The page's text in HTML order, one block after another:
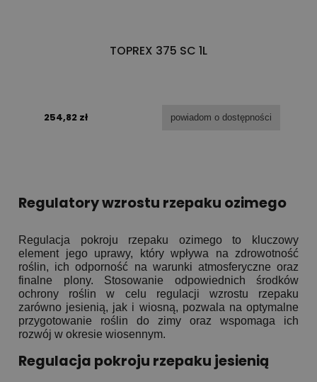
TOPREX 375 SC 1L
254,82 zł powiadom o dostępności
Regulatory wzrostu rzepaku ozimego
Regulacja pokroju rzepaku ozimego to kluczowy
element jego uprawy, który wpływa na zdrowotność
roślin, ich odporność na warunki atmosferyczne oraz
finalne plony. Stosowanie odpowiednich środków
ochrony roślin w celu regulacji wzrostu rzepaku
zarówno jesienią, jak i wiosną, pozwala na optymalne
przygotowanie roślin do zimy oraz wspomaga ich
rozwój w okresie wiosennym.
Regulacja pokroju rzepaku jesienią